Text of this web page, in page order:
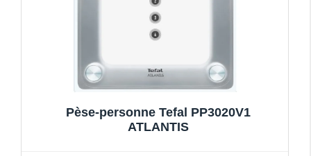
Pèse-personne Tefal PP3020V1
ATLANTIS